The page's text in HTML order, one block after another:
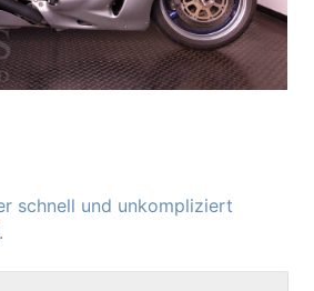
schnell und unkompliziert